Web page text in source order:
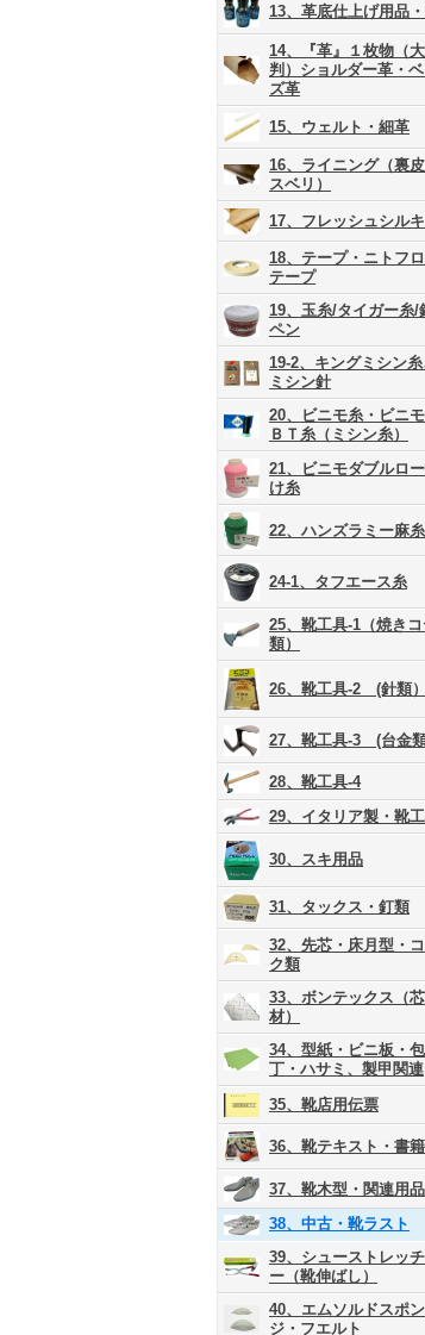
13、革底仕上げ用品
14、『革』１枚物（大
判）ショルダー革・
ズ革
15、ウェルト・細革
16、ライニング（裏皮
スベリ）
17、フレッシュシル
18、テープ・ニトフ
テープ
19、玉糸/タイガー糸/
ペン
19-2、キングミシン糸
ミシン針
20、ビニモ糸・ビニ
ＢＴ糸（ミシン糸）
21、ビニモダブルロ
け糸
22、ハンズラミー麻糸
24-1、タフエース糸
25、靴工具-1（焼き
類）
26、靴工具-2 (針類）
27、靴工具-3 (台金類
28、靴工具-4
29、イタリア製・靴
30、スキ用品
31、タックス・釘類
32、先芯・床月型・
ク類
33、ボンテックス（芯
材）
34、型紙・ビニ板・包
丁・ハサミ、製甲関連
35、靴店用伝票
36、靴テキスト・書
37、靴木型・関連用品
38、中古・靴ラスト
39、シューストレッ
ー（靴伸ばし）
40、エムソルドスポン
ジ・フエルト